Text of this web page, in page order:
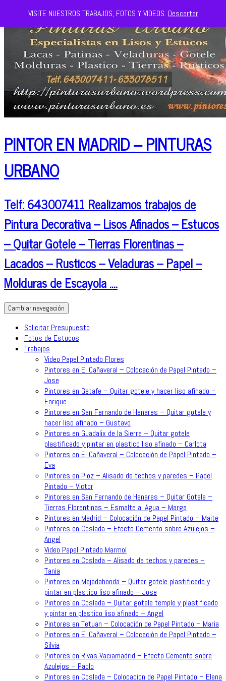
PINTOR EN MADRID – PINTURAS
URBANO
Telf: 643007411 Realizamos trabajos de
Pintura Decorativa – Lisos Afinados – Estucos
– Quitar Gotele – Tierras Florentinas –
Lacados – Rusticos – Veladuras – Papel –
Molduras de Escayola ….
Cambiar navegación
Solicitar Presupuesto
Fotos de Estucos
Trabajos
Video Papel Pintado Flores
Pintores en El Cañaveral – Colocación de Papel Pintado –
Jose
Pintores en Getafe – Quitar gotele y hacer liso afinado –
Enrique
Pintores en San Fernando de Henares – Quitar gotele y
hacer liso afinado – Gustavo
Pintores en Guadalix de la Sierra – Quitar gotele
plastificado y pintar en plastico liso afinado – Carlota
Pintores en El Cañaveral – Colocación de Papel Pintado –
Eva
Pintores en Pioz – Alisado de techos y paredes – Papel
Pintado – Victor
Pintores en San Fernando de Henares – Quitar Gotele –
Tierras Florentinas – Esmalte al Agua – Marga
Pintores en Madrid – Colocación de Papel Pintado – Maite
Pintores en Coslada – Efecto Cemento sobre Azulejos –
Angel
Video Papel Pintado Marmol
Pintores en Coslada – Alisado de techos y paredes –
Tania
Pintores en Majadahonda – Quitar gotele plastificado y
pintar en plastico liso afinado – Jose
Pintores en Coslada – Quitar gotele temple y plastificado
y pintar en plastico liso afinado – Angel
Pintores en Tetuan – Colocación de Papel Pintado – Maria
Pintores en El Cañaveral – Colocación de Papel Pintado –
Silvia
Pintores en Rivas Vaciamadrid – Efecto Cemento sobre
Azulejos – Pablo
Pintores en Coslada – Colocacion de Papel Pintado – Elena
VISITE NUESTROS TRABAJOS, FOTOS Y VIDEOS. Descartar